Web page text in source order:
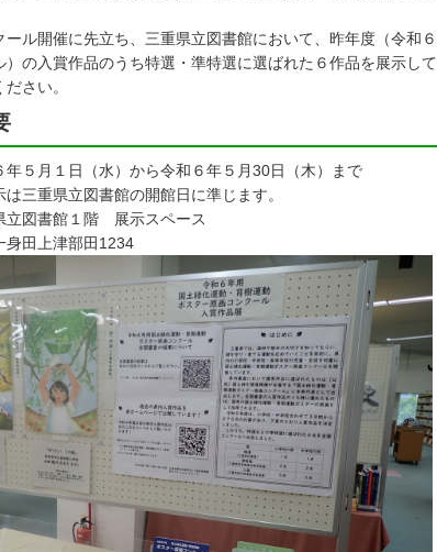
ル開催に先立ち、三重県立図書館において、昨年度（令和
）の入賞作品のうち特選・準特選に選ばれた６作品を展示し
さい。
５月１日（水）から令和６年５月30日（木）まで
立図書館の開館日に準じます。
図書館１階 展示スペース
津部田1234